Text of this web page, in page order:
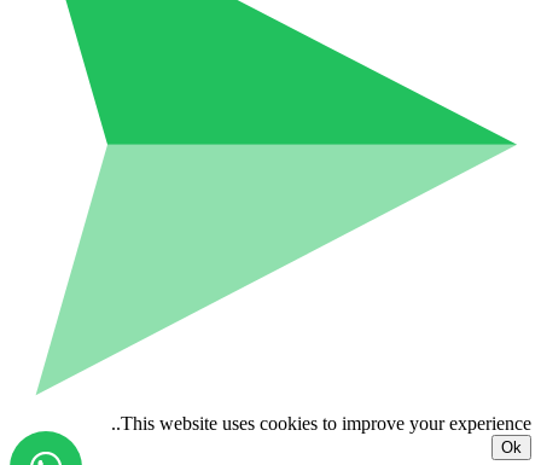
This website uses cookies to improve your experience..
Ok